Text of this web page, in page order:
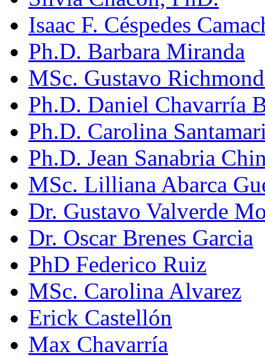
Isaac F. Céspedes
Ph.D. Barbara Miranda
MSc. Gustavo
Ph.D. Daniel Chavarría
Ph.D. Carolina
Ph.D. Jean Sanabria
MSc. Lilliana Abarca
Dr. Gustavo Valverde
Dr. Oscar Brenes Garcia
PhD Federico Ruiz
MSc. Carolina Alvarez
Erick Castellón
Max Chavarría